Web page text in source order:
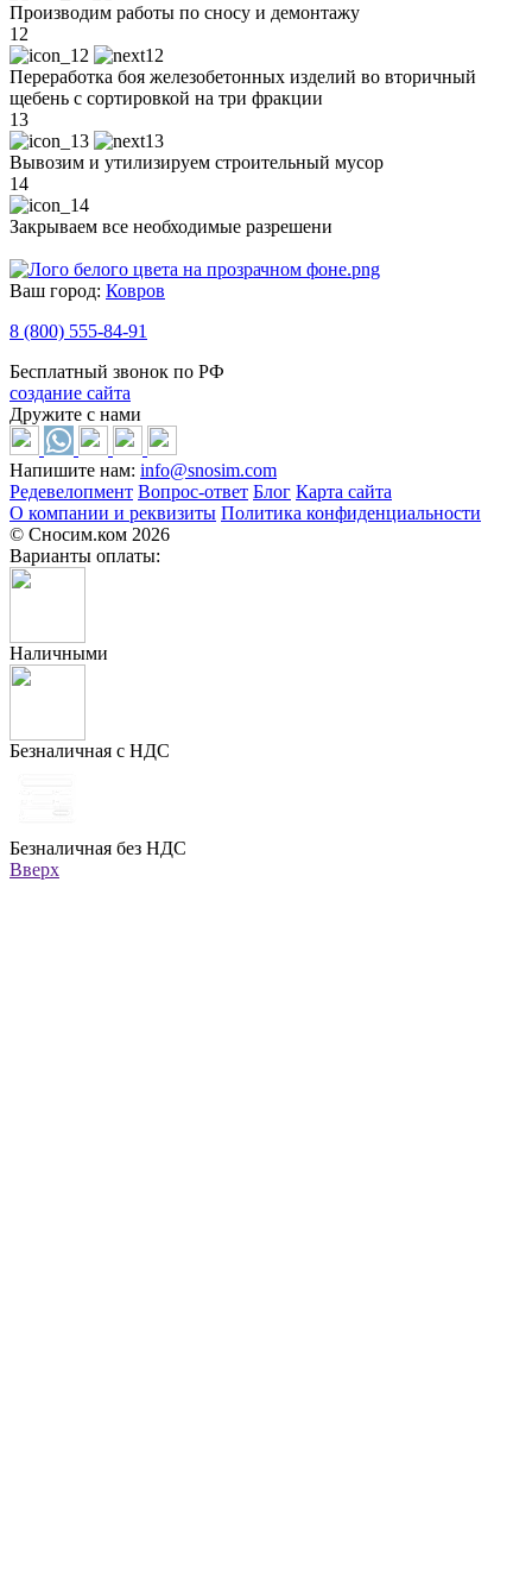
Производим работы по сносу и демонтажу
12
Переработка боя железобетонных изделий во вторичный
щебень с сортировкой на три фракции
13
Вывозим и утилизируем строительный мусор
14
Закрываем все необходимые разрешени
Ваш город: Ковров
8 (800) 555-84-91
Бесплатный звонок по РФ
создание сайта
Дружите с нами
Напишите нам: info@snosim.com
Редевелопмент Вопрос-ответ Блог Карта сайта
О компании и реквизиты Политика конфиденциальности
© Сносим.ком 2026
Варианты оплаты:
Наличными
Безналичная с НДС
Безналичная без НДС
Вверх